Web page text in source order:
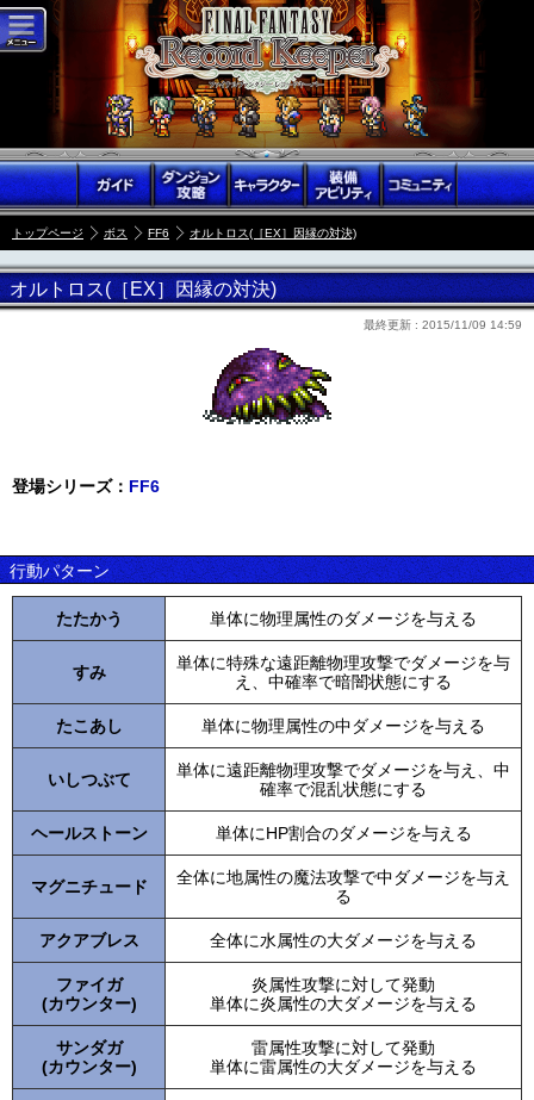
トップページ ボス FF6 オルトロス(［EX］因縁の対決)
オルトロス(［EX］因縁の対決)
最終更新 : 2015/11/09 14:59
登場シリーズ： FF6
行動パターン
たたかう 単体に物理属性のダメージを与える
すみ
単体に特殊な遠距離物理攻撃でダメージを与
え、中確率で暗闇状態にする
たこあし 単体に物理属性の中ダメージを与える
いしつぶて
単体に遠距離物理攻撃でダメージを与え、中
確率で混乱状態にする
ヘールストーン 単体にHP割合のダメージを与える
マグニチュード
全体に地属性の魔法攻撃で中ダメージを与え
る
アクアブレス 全体に水属性の大ダメージを与える
ファイガ
(カウンター)
炎属性攻撃に対して発動
単体に炎属性の大ダメージを与える
サンダガ
(カウンター)
雷属性攻撃に対して発動
単体に雷属性の大ダメージを与える